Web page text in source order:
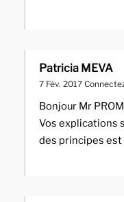
Patricia MEVA
7 Fév. 2017
Bonjour Mr
Vos explications
des principes